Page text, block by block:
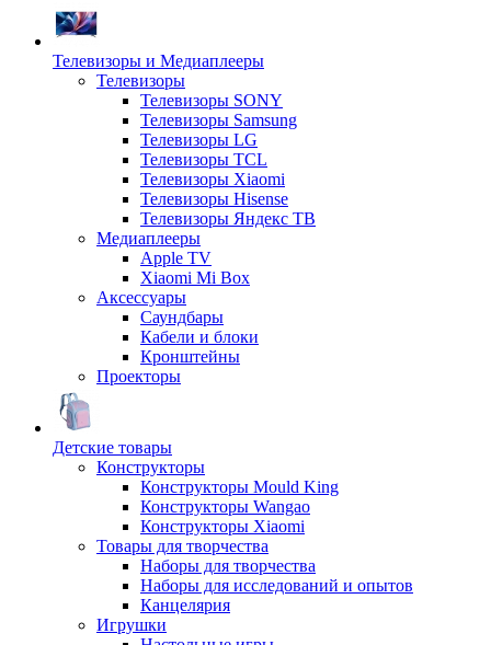
Телевизоры и Медиаплееры
Телевизоры
Телевизоры SONY
Телевизоры Samsung
Телевизоры LG
Телевизоры TCL
Телевизоры Xiaomi
Телевизоры Hisense
Телевизоры Яндекс ТВ
Медиаплееры
Apple TV
Xiaomi Mi Box
Аксессуары
Саундбары
Кабели и блоки
Кронштейны
Проекторы
Детские товары
Конструкторы
Конструкторы Mould King
Конструкторы Wangao
Конструкторы Xiaomi
Товары для творчества
Наборы для творчества
Наборы для исследований и опытов
Канцелярия
Игрушки